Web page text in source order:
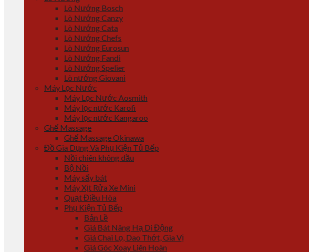
Lò Nướng Bosch
Lò Nướng Canzy
Lò Nướng Cata
Lò Nướng Chefs
Lò Nướng Eurosun
Lò Nướng Fandi
Lò Nướng Spelier
Lò nướng Giovani
Máy Lọc Nước
Máy Lọc Nước Aosmith
Máy lọc nước Karofi
Máy lọc nước Kangaroo
Ghế Massage
Ghế Massage Okinawa
Đồ Gia Dụng Và Phụ Kiện Tủ Bếp
Nồi chiên không dầu
Bộ Nồi
Máy sấy bát
Máy Xịt Rửa Xe Mini
Quạt Điều Hòa
Phụ Kiện Tủ Bếp
Bản Lề
Giá Bát Nâng Hạ Di Động
Giá Chai Lọ, Dao Thớt, Gia Vị
Giá Góc Xoay Liên Hoàn